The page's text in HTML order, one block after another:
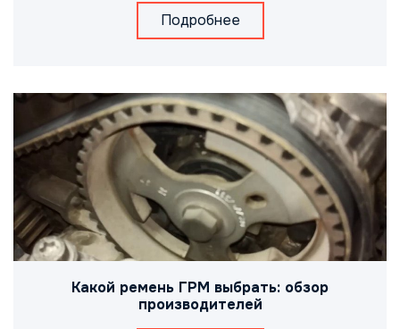
Подробнее
Какой ремень ГРМ выбрать: обзор
производителей